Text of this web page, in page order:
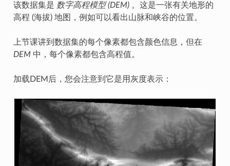
该数据集是 数字高程模型 (DEM)。这是一张有关地形的
高程 (海拔) 地图，例如可以看出山脉和峡谷的位置。
上节课讲到数据集的每个像素都包含颜色信息，但在
DEM 中，每个像素都包含高程值。
加载DEM后，您会注意到它是用灰度表示：